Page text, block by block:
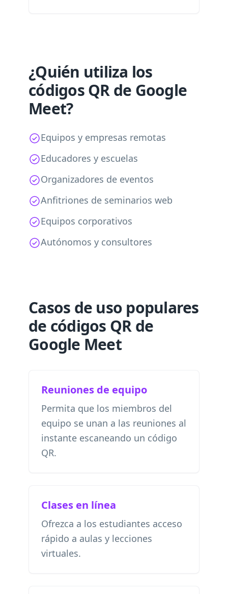
¿Quién utiliza los
códigos QR de Google
Meet?
Equipos y empresas remotas
Educadores y escuelas
Organizadores de eventos
Anfitriones de seminarios web
Equipos corporativos
Autónomos y consultores
Casos de uso populares
de códigos QR de
Google Meet
Reuniones de equipo
Permita que los miembros del
equipo se unan a las reuniones al
instante escaneando un código
QR.
Clases en línea
Ofrezca a los estudiantes acceso
rápido a aulas y lecciones
virtuales.